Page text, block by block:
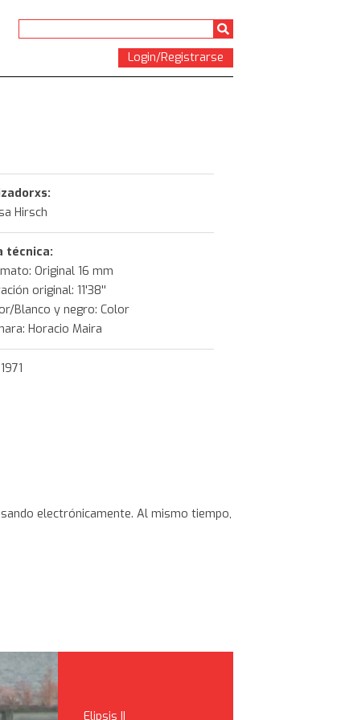
Login/Registrarse
Hirsch
técnica:
Original 16 mm
original: 11'38''
Blanco y negro: Color
: Horacio Maira
1971
electrónicamente. Al mismo tiempo,
Elipsis II